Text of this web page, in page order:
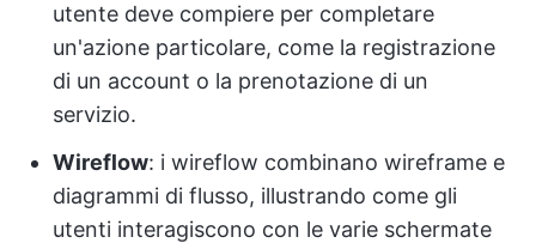
utente deve compiere per completare
un'azione particolare, come la registrazione
di un account o la prenotazione di un
servizio.
Wireflow: i wireflow combinano wireframe e
diagrammi di flusso, illustrando come gli
utenti interagiscono con le varie schermate